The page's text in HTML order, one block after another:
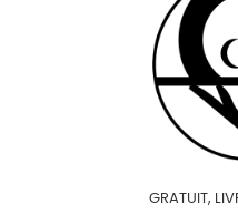
GRATUIT,